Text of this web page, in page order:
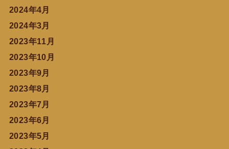
2024年4月
2024年3月
2023年11月
2023年10月
2023年9月
2023年8月
2023年7月
2023年6月
2023年5月